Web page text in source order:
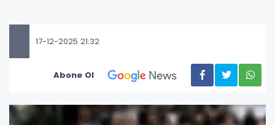
17-12-2025 21:32
Abone Ol